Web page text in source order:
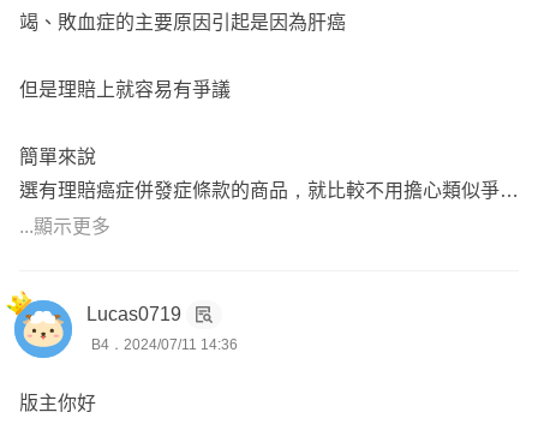
竭、敗血症的主要原因引起是因為肝癌
但是理賠上就容易有爭議
簡單來說
選有理賠癌症併發症條款的商品，就比較不用擔心類似爭議
最近一起就是宏泰人壽的案子
內行人一看就知道是商品條款沒有賠併發症，但一般保戶哪
懂這麼多？但條款設定就是如此，保險公司拒賠也是有理
...顯示更多
Lucas0719
B4．2024/07/11 14:36
版主你好